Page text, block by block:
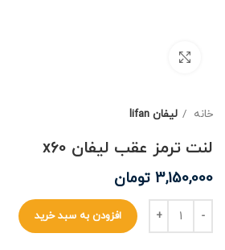
خانه لیفان lifan
لنت ترمز عقب لیفان x60
3,150,000 تومان
افزودن به سبد خرید